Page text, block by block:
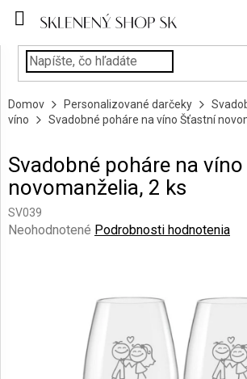
POHÁRE
PODÁVANIE
NÁPOJOV
KUCHYŇA
A
INTERIÉR
Domov Personalizované darčeky
víno
Svadobné poháre na víno Šťastní
Svadobné poháre na
novomanželia, 2 ks
SV039
Priemerné
Neohodnotené Podrobnosti hodnotenia